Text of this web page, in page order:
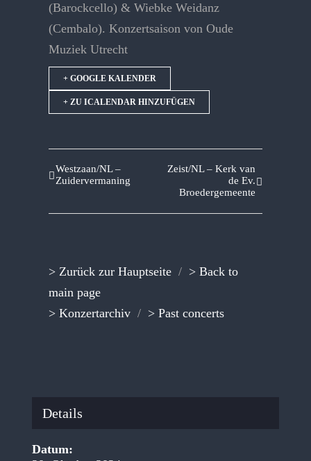
(Barockcello) & Wiebke Weidanz
(Cembalo). Konzertsaison von Oude
Muziek Utrecht
+ GOOGLE KALENDER
+ ZU ICALENDAR HINZUFÜGEN
Westzaan/NL –
Zuidervermaning
Zeist/NL – Kerk van
de Ev.
Broedergemeente
> Zurück zur Hauptseite / > Back to
main page
> Konzertarchiv / > Past concerts
Details
Datum: